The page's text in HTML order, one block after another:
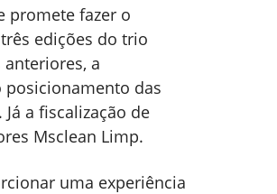
promete fazer o
edições do trio
a
posicionamento das
a fiscalização de
Msclean Limp.
uma experiência